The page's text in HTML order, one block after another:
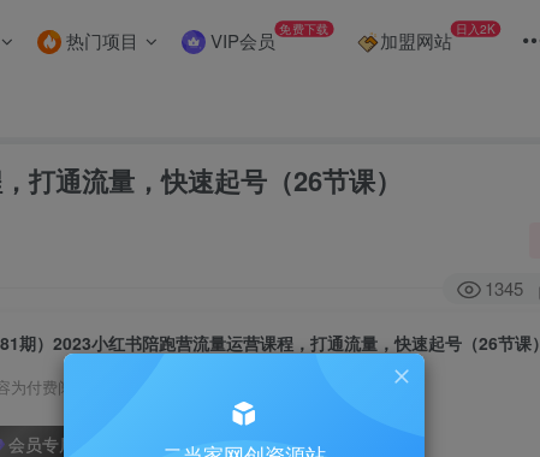
热门项目 VIP会员 免费下载 加盟网站 日入2K
打通流量，快速起号（26节课）
1345
期）2023小红书陪跑营流量运营课程，打通流量，快速起号（26节课）
为付费阅读，请付费后查看
会员专属资源